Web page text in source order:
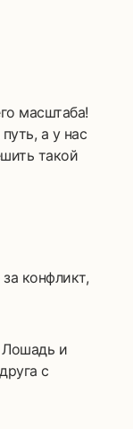
масштаба!
а у нас
такой
конфликт,
Лошадь и
с